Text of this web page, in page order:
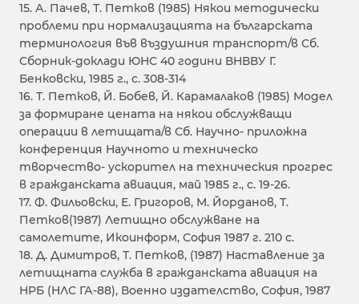
15. А. Пачев, Т. Петков (1985) Някои методически
проблеми при нормализацията на българската
терминология във въздушния транспорт/в Сб.
Сборник-доклади ЮНС 40 години ВНВВУ Г.
Бенковски, 1985 г., с. 308-314
16. Т. Петков, Й. Бобев, Й. Карамалаков (1985) Модел
за формиране цената на някои обслужващи
операции в летищата/в Сб. Научно- приложна
конференция Научното и техническо
творчество- ускорител на техническия прогрес
в гражданската авиация, май 1985 г., с. 19-26.
17. Ф. Фильовски, Е. Григоров, М. Йорданов, Т.
Петков(1987) Летищно обслужване на
самолетите, Икоинформ, София 1987 г. 210 с.
18. Д. Димитров, Т. Петков, (1987) Наставление за
летищната служба в гражданската авиация на
НРБ (НЛС ГА-88), Военно издателство, София, 1987